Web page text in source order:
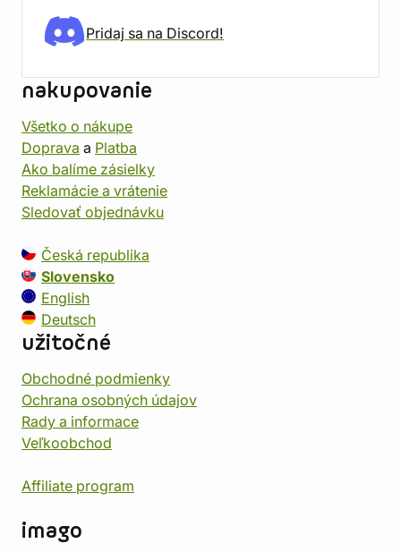
Pridaj sa na Discord!
nakupovanie
Všetko o nákupe
Doprava a Platba
Ako balíme zásielky
Reklamácie a vrátenie
Sledovať objednávku
Česká republika
Slovensko
English
Deutsch
užitočné
Obchodné podmienky
Ochrana osobných údajov
Rady a informace
Veľkoobchod
Affiliate program
imago